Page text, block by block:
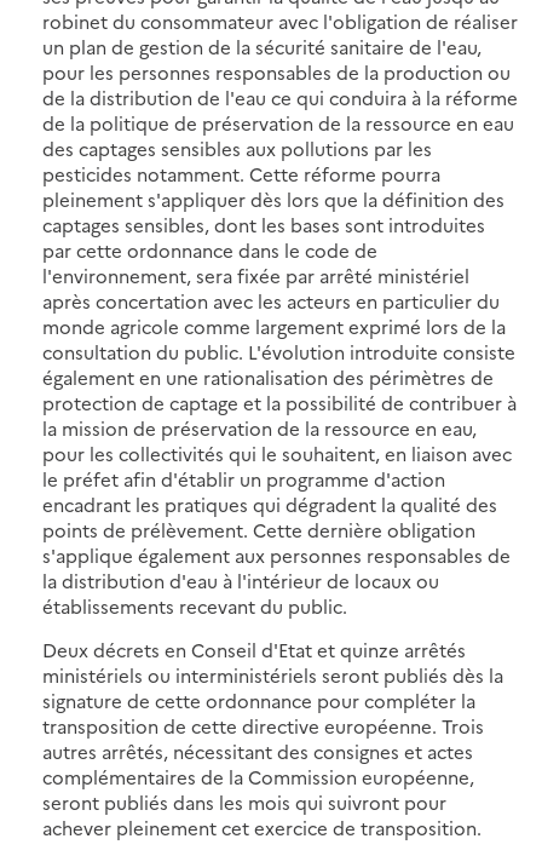
robinet du consommateur avec l'obligation de réaliser
un plan de gestion de la sécurité sanitaire de l'eau,
pour les personnes responsables de la production ou
de la distribution de l'eau ce qui conduira à la réforme
de la politique de préservation de la ressource en eau
des captages sensibles aux pollutions par les
pesticides notamment. Cette réforme pourra
pleinement s'appliquer dès lors que la définition des
captages sensibles, dont les bases sont introduites
par cette ordonnance dans le code de
l'environnement, sera fixée par arrêté ministériel
après concertation avec les acteurs en particulier du
monde agricole comme largement exprimé lors de la
consultation du public. L'évolution introduite consiste
également en une rationalisation des périmètres de
protection de captage et la possibilité de contribuer à
la mission de préservation de la ressource en eau,
pour les collectivités qui le souhaitent, en liaison avec
le préfet afin d'établir un programme d'action
encadrant les pratiques qui dégradent la qualité des
points de prélèvement. Cette dernière obligation
s'applique également aux personnes responsables de
la distribution d'eau à l'intérieur de locaux ou
établissements recevant du public.
Deux décrets en Conseil d'Etat et quinze arrêtés
ministériels ou interministériels seront publiés dès la
signature de cette ordonnance pour compléter la
transposition de cette directive européenne. Trois
autres arrêtés, nécessitant des consignes et actes
complémentaires de la Commission européenne,
seront publiés dans les mois qui suivront pour
achever pleinement cet exercice de transposition.